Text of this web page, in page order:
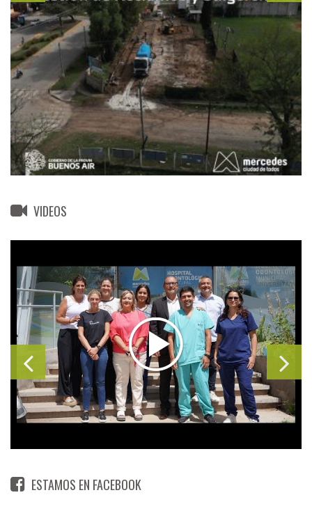
VIDEOS
ESTAMOS EN FACEBOOK